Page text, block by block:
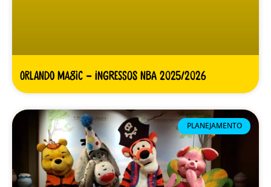
Orlando Magic – Ingressos NBA 2025/2026
PLANEJAMENTO